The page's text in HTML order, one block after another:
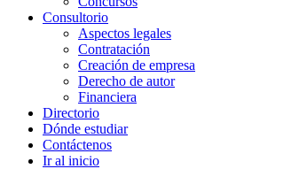
Consultorio
Aspectos legales
Contratación
Creación de empresa
Derecho de autor
Financiera
Directorio
Dónde estudiar
Contáctenos
Ir al inicio